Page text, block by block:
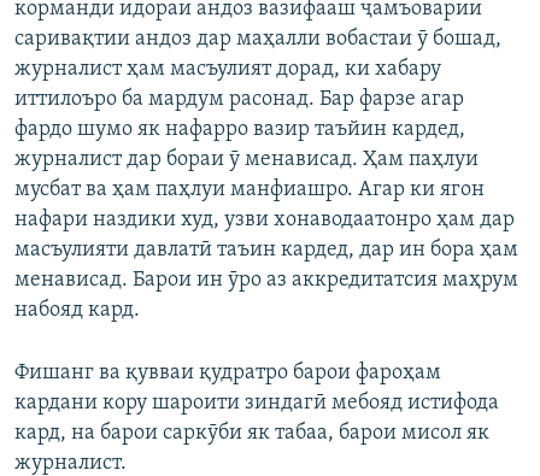
корманди идораи андоз вазифааш ҷамъоварии
саривақтии андоз дар маҳалли вобастаи ӯ бошад,
журналист ҳам масъулият дорад, ки хабару
иттилоъро ба мардум расонад. Бар фарзе агар
фардо шумо як нафарро вазир таъйин кардед,
журналист дар бораи ӯ менависад. Ҳам паҳлуи
мусбат ва ҳам паҳлуи манфиашро. Агар ки ягон
нафари наздики худ, узви хонаводаатонро ҳам дар
масъулияти давлатӣ таъин кардед, дар ин бора ҳам
менависад. Барои ин ӯро аз аккредитатсия маҳрум
набояд кард.
Фишанг ва қувваи қудратро барои фароҳам
кардани кору шароити зиндагӣ мебояд истифода
кард, на барои саркӯби як табаа, барои мисол як
журналист.